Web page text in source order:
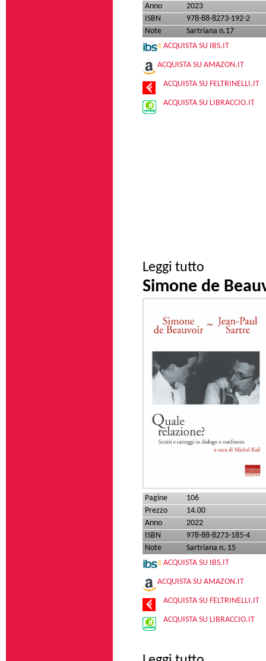
Anno
2023
ISBN
978-88-8273-192-2
Note
Sartriana n.17
ACQUISTA SU IBS.IT
ACQUISTA SU AMAZON.IT
ACQUISTA SU FELTRINELLI.IT
ACQUISTA SU LIBRACCIO.IT
Leggi tutto
Simone de
Pagine
106
Prezzo
14.00
Anno
2022
ISBN
978-88-8273-185-4
Note
Sartriana n. 15
ACQUISTA SU IBS.IT
ACQUISTA SU AMAZON.IT
ACQUISTA SU FELTRINELLI.IT
ACQUISTA SU LIBRACCIO.IT